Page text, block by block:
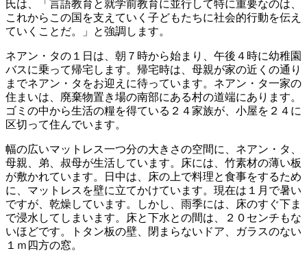
氏は、「言語教育と就学前教育に並行して特に重要なのは、
これからこの国を支えていく子どもたちに社会的行動を伝え
ていくことだ。」と強調します。
ネアン・タの１日は、朝７時から始まり、午後４時に幼稚園
バスに乗って帰宅します。帰宅時は、母親が家の近くの通り
までネアン・タをお迎えに待っています。ネアン・タ一家の
住まいは、廃棄物置き場の南部にある村の道端にあります。
ゴミの中から生活の糧を得ている２４家族が、小屋を２４に
区切って住んでいます。
幅の広いマットレス一つ分の大きさの空間に、ネアン・タ、
母親、弟、叔母が生活しています。床には、竹素材の薄い板
が敷かれています。日中は、床の上で料理と食事をするため
に、マットレスを壁に立てかけています。現在は１月で暑い
ですが、乾燥しています。しかし、雨季には、床のすぐ下ま
で浸水してしまいます。床と下水との間は、２０センチもな
いほどです。トタン板の壁、閉まらないドア、ガラスのない
１ｍ四方の窓。